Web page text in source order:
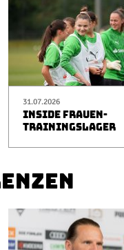
31.07.2026
INSIDE FRAUEN-
TRAININGSLAGER